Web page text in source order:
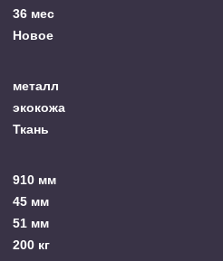
36 мес
Новое
металл
экокожа
Ткань
910 мм
45 мм
51 мм
200 кг